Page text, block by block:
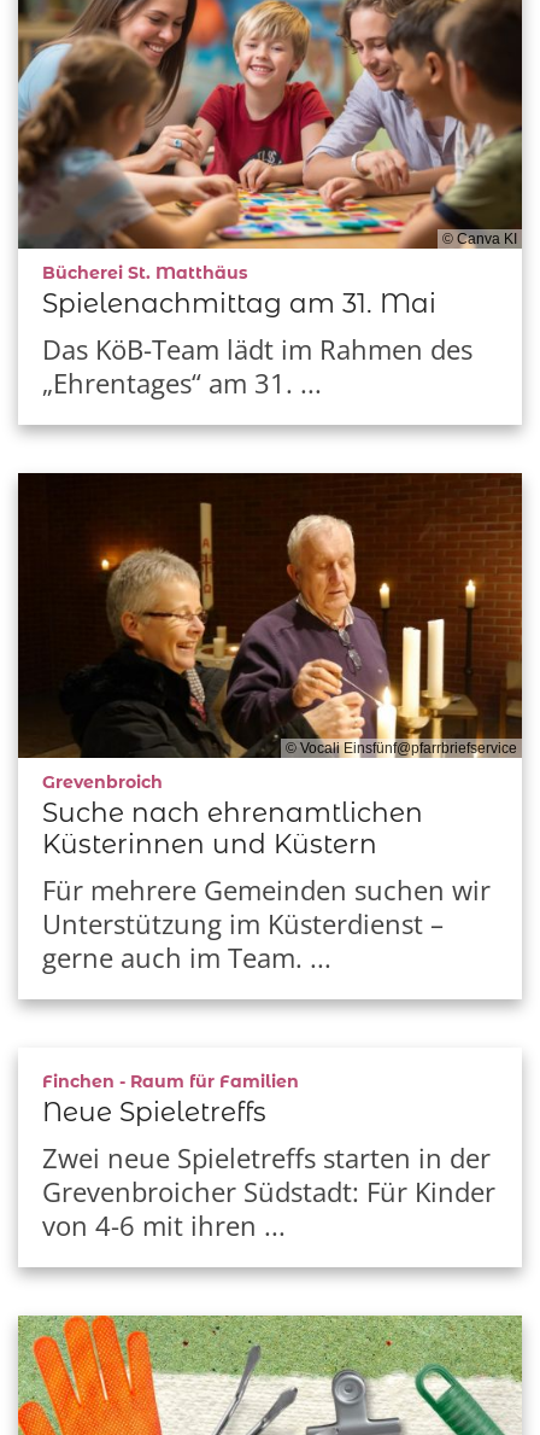
© Canva KI
Bücherei St. Matthäus:
Spielenachmittag am 31. Mai
Das KöB-Team lädt im Rahmen des
„Ehrentages“ am 31. ...
© Vocali Einsfünf@pfarrbriefservice
Grevenbroich
Suche nach ehrenamtlichen
Küsterinnen und Küstern
Für mehrere Gemeinden suchen wir
Unterstützung im Küsterdienst –
gerne auch im Team. ...
Finchen - Raum für Familien
Neue Spieletreffs
Zwei neue Spieletreffs starten in der
Grevenbroicher Südstadt: Für Kinder
von 4-6 mit ihren ...